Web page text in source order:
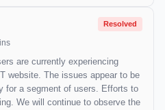
Resolved
are currently experiencing
website. The issues appear to be
for a segment of users. Efforts to
We will continue to observe the